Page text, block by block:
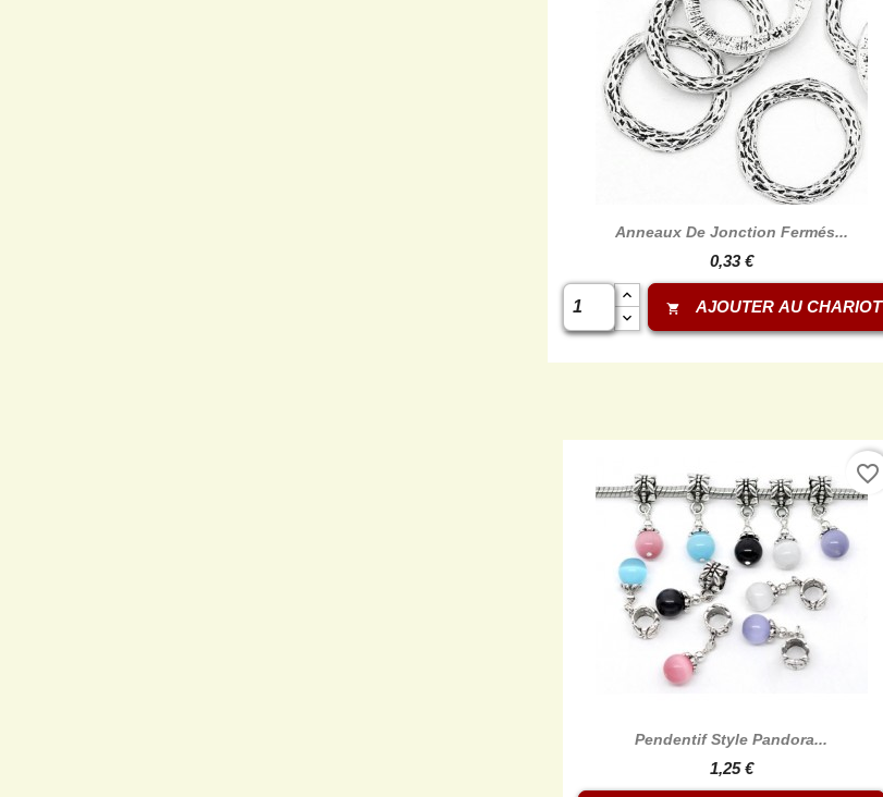
 Aperçu rapide
Anneaux De Jonction Fermés...
0,33 €
shopping_cart AJOUTER AU CHARIOT
Aperçu rapide
Pendentif Style Pandora...
1,25 €
favorite_border